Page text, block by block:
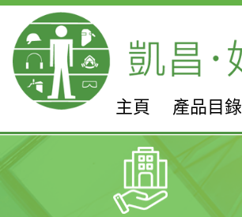
主頁 產品目錄